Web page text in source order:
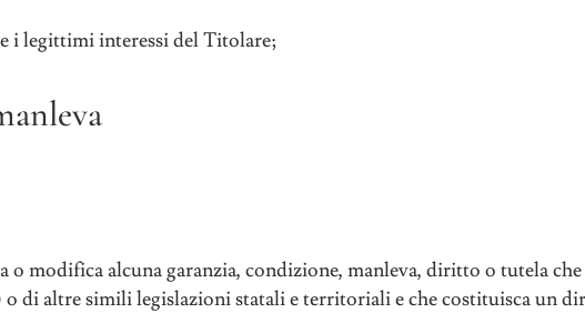
i legittimi interessi del Titolare;
modifica alcuna garanzia, condizione, manleva, diritto o tutela che
di altre simili legislazioni statali e territoriali e che costituisca un